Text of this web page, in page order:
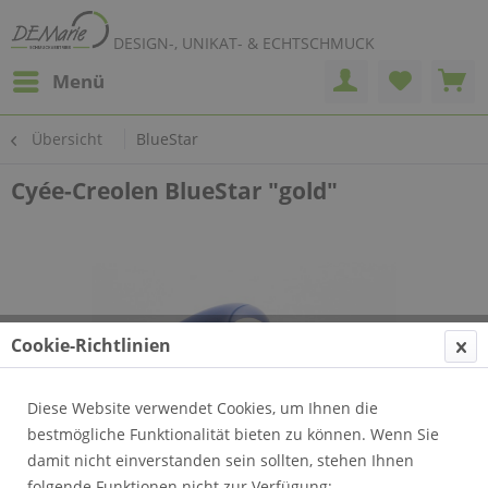
DESIGN-, UNIKAT- & ECHTSCHMUCK
Menü
Übersicht BlueStar
Cyée-Creolen BlueStar "gold"
Cookie-Richtlinien
Diese Website verwendet Cookies, um Ihnen die
bestmögliche Funktionalität bieten zu können. Wenn Sie
damit nicht einverstanden sein sollten, stehen Ihnen